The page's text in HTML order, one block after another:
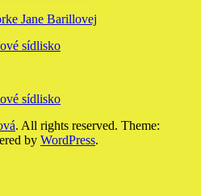
Jane Barillovej
sídlisko
sídlisko
. All rights reserved. Theme:
by WordPress.